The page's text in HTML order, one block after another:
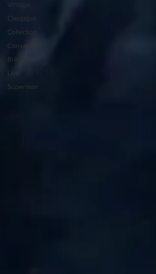
Vintage
Classique
Collection
Convention
Brèves
Live
Superman